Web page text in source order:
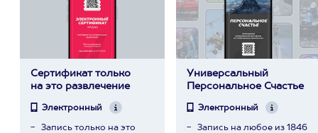
Сертификат только
на это развлечение
Электронный
Запись только на это
Универсальный
Персональное Счастье
Электронный
Запись на любое из 1846